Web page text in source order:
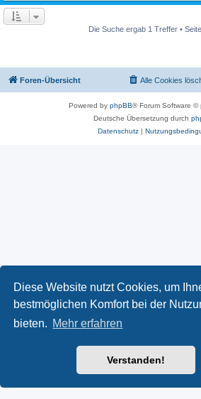
Diese Website nutzt Cookies, um
bestmöglichen Komfort bei der
bieten. Mehr erfahren
Verstanden!
Die Suche ergab 1 Treffer • Seite
Foren-Übersicht Alle Cookies
Powered by phpBB® Forum Software ©
Deutsche Übersetzung durch
Datenschutz|